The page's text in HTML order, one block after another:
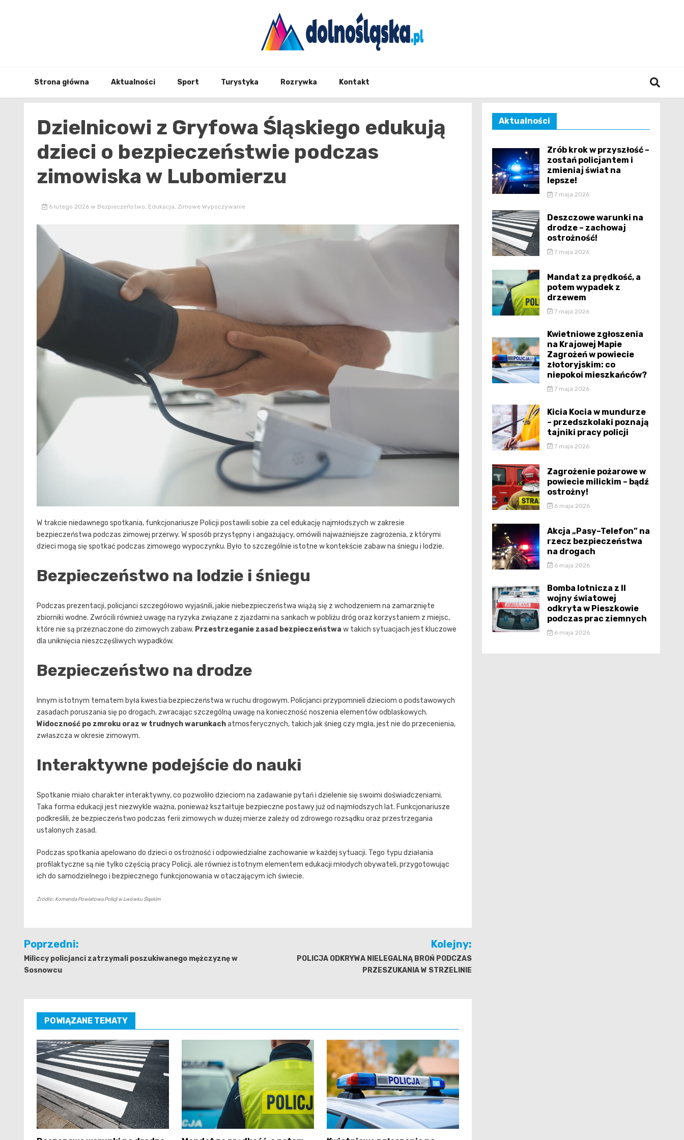
Strona główna Aktualności Sport Turystyka Rozrywka Kontakt
Dzielnicowi z Gryfowa Śląskiego edukują
dzieci o bezpieczeństwie podczas
zimowiska w Lubomierzu
6 lutego 2026 w Bezpieczeństwo, Edukacja, Zimowe Wypoczywanie
W trakcie niedawnego spotkania, funkcjonariusze Policji postawili sobie za cel edukację najmłodszych w zakresie
bezpieczeństwa podczas zimowej przerwy. W sposób przystępny i angażujący, omówili najważniejsze zagrożenia, z którymi
dzieci mogą się spotkać podczas zimowego wypoczynku. Było to szczególnie istotne w kontekście zabaw na śniegu i lodzie.
Bezpieczeństwo na lodzie i śniegu
Podczas prezentacji, policjanci szczegółowo wyjaśnili, jakie niebezpieczeństwa wiążą się z wchodzeniem na zamarznięte
zbiorniki wodne. Zwrócili również uwagę na ryzyka związane z zjazdami na sankach w pobliżu dróg oraz korzystaniem z miejsc,
które nie są przeznaczone do zimowych zabaw. Przestrzeganie zasad bezpieczeństwa w takich sytuacjach jest kluczowe
dla uniknięcia nieszczęśliwych wypadków.
Bezpieczeństwo na drodze
Innym istotnym tematem była kwestia bezpieczeństwa w ruchu drogowym. Policjanci przypomnieli dzieciom o podstawowych
zasadach poruszania się po drogach, zwracając szczególną uwagę na konieczność noszenia elementów odblaskowych.
Widoczność po zmroku oraz w trudnych warunkachatmosferycznych, takich jak śnieg czy mgła, jest nie do przecenienia,
zwłaszcza w okresie zimowym.
Interaktywne podejście do nauki
Spotkanie miało charakter interaktywny, co pozwoliło dzieciom na zadawanie pytań i dzielenie się swoimi doświadczeniami.
Taka forma edukacji jest niezwykle ważna, ponieważ kształtuje bezpieczne postawy już od najmłodszych lat. Funkcjonariusze
podkreślili, że bezpieczeństwo podczas ferii zimowych w dużej mierze zależy od zdrowego rozsądku oraz przestrzegania
ustalonych zasad.
Podczas spotkania apelowano do dzieci o ostrożność i odpowiedzialne zachowanie w każdej sytuacji. Tego typu działania
profilaktyczne są nie tylko częścią pracy Policji, ale również istotnym elementem edukacji młodych obywateli, przygotowując
ich do samodzielnego i bezpiecznego funkcjonowania w otaczającym ich świecie.
Źródło: Komenda Powiatowa Policji w Lwówku Śląskim
Nawigacja
wpisu
Poprzedni:
Miliccy policjanci zatrzymali poszukiwanego mężczyznę w
Sosnowcu
Kolejny:
POLICJA ODKRYWA NIELEGALNĄ BROŃ PODCZAS
PRZESZUKANIA W STRZELINIE
POWIĄZANE TEMATY
Aktualności
Zrób krok w przyszłość –
zostań policjantem i
zmieniaj świat na
lepsze!
7 maja 2026
Deszczowe warunki na
drodze – zachowaj
ostrożność!
7 maja 2026
Mandat za prędkość, a
potem wypadek z
drzewem
7 maja 2026
Kwietniowe zgłoszenia
na Krajowej Mapie
Zagrożeń w powiecie
złotoryjskim: co
niepokoi mieszkańców?
7 maja 2026
Kicia Kocia w mundurze
– przedszkolaki poznają
tajniki pracy policji
7 maja 2026
Zagrożenie pożarowe w
powiecie milickim – bądź
ostrożny!
6 maja 2026
Akcja „Pasy–Telefon” na
rzecz bezpieczeństwa
na drogach
6 maja 2026
Bomba lotnicza z II
wojny światowej
odkryta w Pieszkowie
podczas prac ziemnych
6 maja 2026